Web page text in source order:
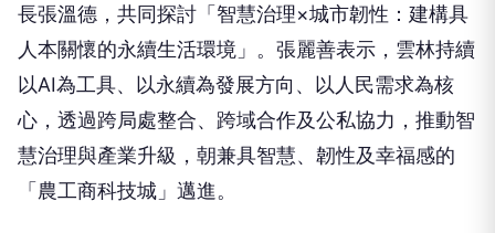
長張溫德，共同探討「智慧治理×城市韌性：建構具
人本關懷的永續生活環境」。張麗善表示，雲林持續
以AI為工具、以永續為發展方向、以人民需求為核
心，透過跨局處整合、跨域合作及公私協力，推動智
慧治理與產業升級，朝兼具智慧、韌性及幸福感的
「農工商科技城」邁進。